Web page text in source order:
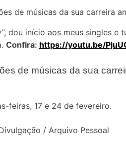
dou início aos meus singles e
Confira: https://youtu.be/
de músicas da sua
feiras, 17 e 24 de fevereiro.
/ Arquivo Pessoal